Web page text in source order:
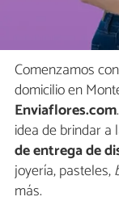
Comenzamos
domicilio en
Enviaflores.com
idea de brindar a
de entregade
joyería, pasteles,
más.